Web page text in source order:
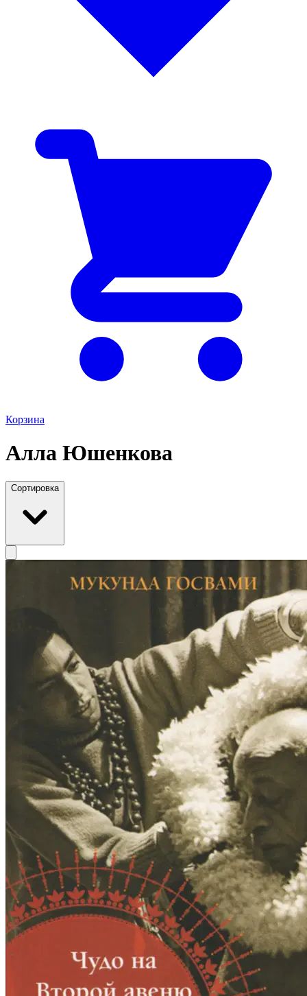
Корзина
Алла Юшенкова
Сортировка